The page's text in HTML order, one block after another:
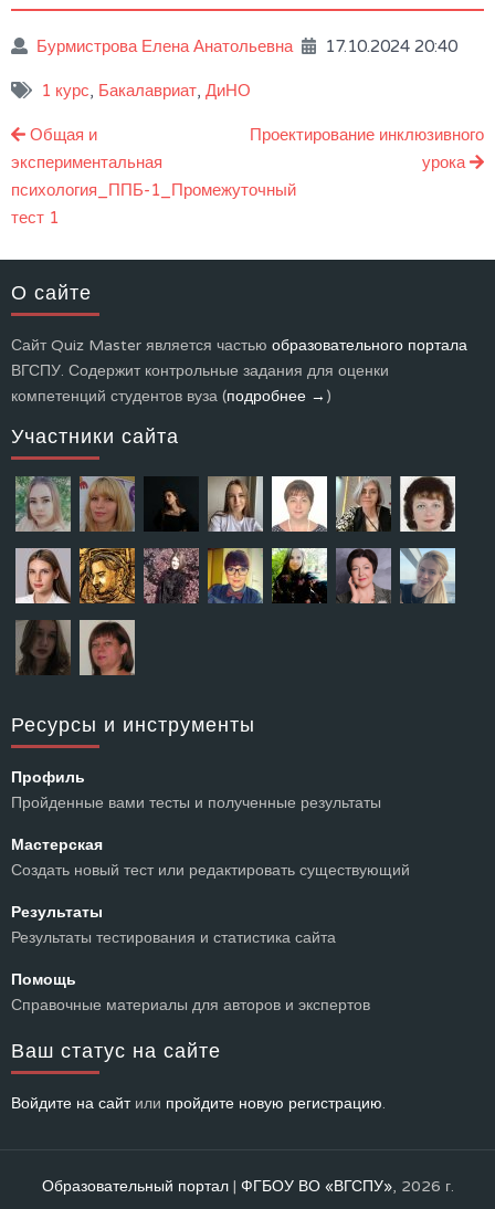
Бурмистрова Елена Анатольевна 17.10.2024 20:40
1 курс, Бакалавриат, ДиНО
Навигация
по
записям
Общая и
экспериментальная
психология_ППБ-1_Промежуточный
тест 1
Проектирование инклюзивного
урока
О сайте
Сайт Quiz Master является частью образовательного портала
ВГСПУ. Содержит контрольные задания для оценки
компетенций студентов вуза (подробнее → )
Участники сайта
Ресурсы и инструменты
Профиль
Пройденные вами тесты и полученные результаты
Мастерская
Создать новый тест или редактировать существующий
Результаты
Результаты тестирования и статистика сайта
Помощь
Справочные материалы для авторов и экспертов
Ваш статус на сайте
Войдите на сайтили пройдите новую регистрацию.
Образовательный портал | ФГБОУ ВО «ВГСПУ», 2026 г.